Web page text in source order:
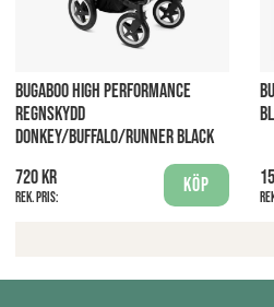
BUGABOO HIGH PERFORMANCE
REGNSKYDD
DONKEY/BUFFALO/RUNNER BLACK
720 kr
Rek. pris:
Köp